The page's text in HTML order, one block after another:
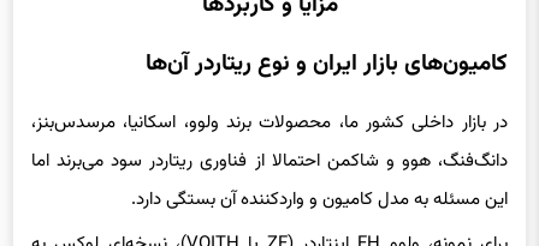
کامیون‌های بازار ایران و نوع ریتاردر آن‌ها
در بازار داخلی کشور ما، محصولات برند ولوو، اسکانیا، مرسدس‌بنز،
دانگ‌فنگ، هوو و شاکمن احتمالا از فناوری ریتاردر سود می‌برند اما
این مسئله به مدل کامیون و واردکننده آن بستگی دارد.